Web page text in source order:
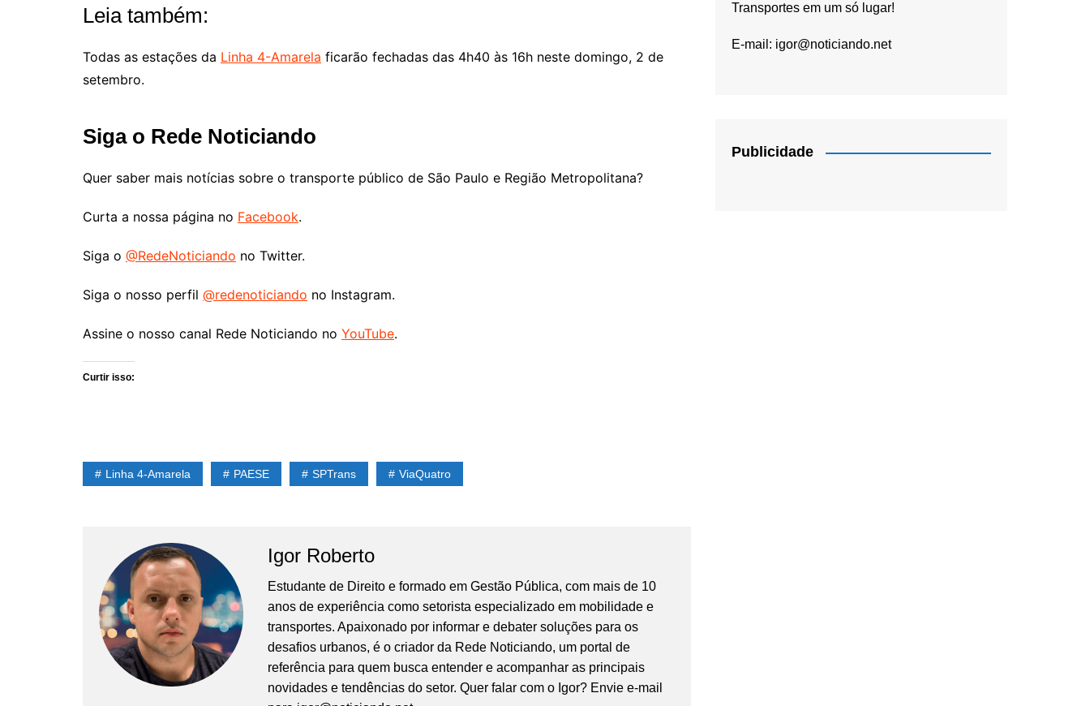
Leia também:
Todas as estações da Linha 4-Amarela ficarão fechadas das 4h40 às 16h neste domingo, 2 de
setembro.
Siga o Rede Noticiando
Quer saber mais notícias sobre o transporte público de São Paulo e Região Metropolitana?
Curta a nossa página no Facebook.
Siga o @RedeNoticiando no Twitter.
Siga o nosso perfil @redenoticiando no Instagram.
Assine o nosso canal Rede Noticiando no YouTube.
Curtir isso:
Linha 4-Amarela PAESE SPTrans ViaQuatro
Igor Roberto
Estudante de Direito e formado em Gestão Pública, com mais de 10
anos de experiência como setorista especializado em mobilidade e
transportes. Apaixonado por informar e debater soluções para os
desafios urbanos, é o criador da Rede Noticiando, um portal de
referência para quem busca entender e acompanhar as principais
novidades e tendências do setor. Quer falar com o Igor? Envie e-mail
Transportes em um só lugar!
E-mail: igor@noticiando.net
Publicidade